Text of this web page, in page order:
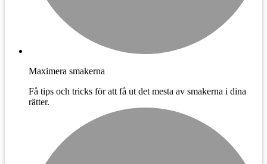
Maximera smakerna
Få tips och tricks för att få ut det mesta av smakerna i dina
rätter.